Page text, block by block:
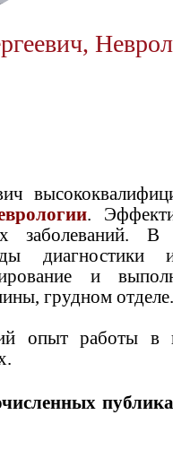
.
заболеваний. В
диагностики
и
грудном отделе.
опыт работы в